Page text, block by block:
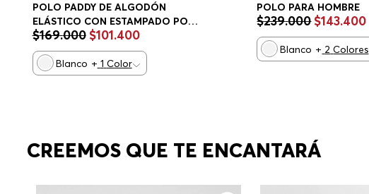
POLO PADDY DE ALGODÓN
ELÁSTICO CON ESTAMPADO POLO
REGULAR FIT HOMBRE
$169.000 $101.400
Blanco + 1 Color
POLO PARA HOMBRE
$239.000 $143.400
Blanco + 2 Colores
CREEMOS QUE TE ENCANTARÁ